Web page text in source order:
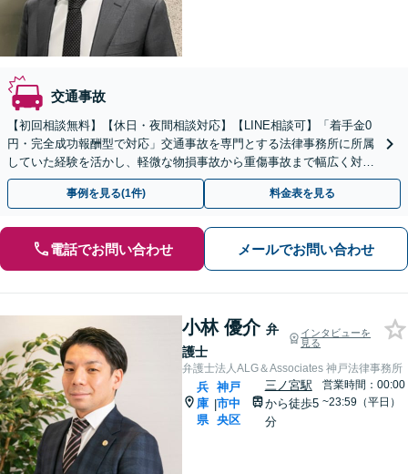
交通事故
【初回相談無料】【休日・夜間相談対応】【LINE相談可】「着手金0
円・完全成功報酬型で対応」交通事故を専門とする法律事務所に所属
していた経験を活かし、軽微な物損事故から重傷事故まで幅広く対応
いたします【WEB面談対応】
事例を見る(1件) 料金表を見る
電話でお問い合わせ メールでお問い合わせ
小林 優介 弁
護士
インタビューを
見る
弁護士法人ALG＆Associates 神戸法律事務所
兵
庫
県
|
神戸
市中
央区
三ノ宮駅
から徒歩5
分
営業時間：00:00
~23:59（平日）